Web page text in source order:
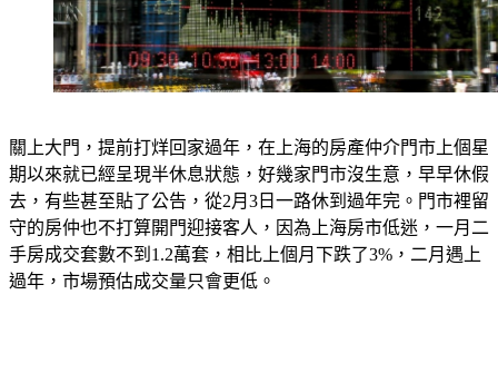
關上大門，提前打烊回家過年，在上海的房產仲介門市上個星
期以來就已經呈現半休息狀態，好幾家門市沒生意，早早休假
去，有些甚至貼了公告，從2月3日一路休到過年完。門市裡留
守的房仲也不打算開門迎接客人，因為上海房市低迷，一月二
手房成交套數不到1.2萬套，相比上個月下跌了3%，二月遇上
過年，市場預估成交量只會更低。